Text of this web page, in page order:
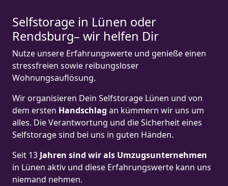
Selfstorage in Lünen oder
Rendsburg– wir helfen Dir
Nutze unsere Erfahrungswerte und genieße einen
stressfreien sowie reibungsloser
Wohnungsauflösung.
Wir organisieren Dein Selfstorage Lünen und von
dem ersten Handschlag an kümmern wir uns um
alles. Die Verantwortung und die Sicherheit eines
Selfstorage sind bei uns in guten Händen.
Seit 13 Jahren sind wir als Umzugsunternehmen
in Lünen aktiv und diese Erfahrungswerte kann uns
niemand nehmen.